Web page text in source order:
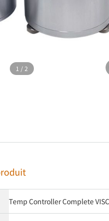
1 / 2
Temp Controller Complete